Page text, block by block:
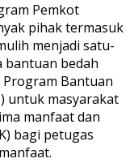
Pemkot
pihak termasuk
menjadi satu-
bantuan bedah
Program Bantuan
untuk masyarakat
manfaat dan
bagi petugas